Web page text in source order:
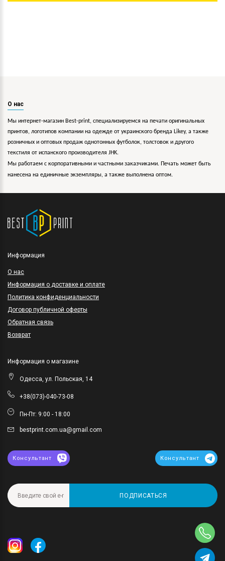
О нас
Мы интернет-магазин Best-print, специализируемся на печати оригинальных
принтов, логотипов компании на одежде от украинского бренда Likey, а также
розничных и оптовых продаж однотонных футболок, толстовок и другого
текстиля от испанского производителя JHK.
Мы работаем с корпоративными и частными заказчиками. Печать может быть
нанесена на единичные экземпляры, а также выполнена оптом.
Информация
O нас
Информация о доставке и оплате
Политика конфиденциальности
Договор публичной оферты
Обратная связь
Возврат
Информация о магазине
Одесса, ул. Польская, 14
+38(073)-040-73-08
Пн-Пт: 9:00 - 18:00
bestprint.com.ua@gmail.com
Консультант Консультант
ПОДПИСАТЬСЯ